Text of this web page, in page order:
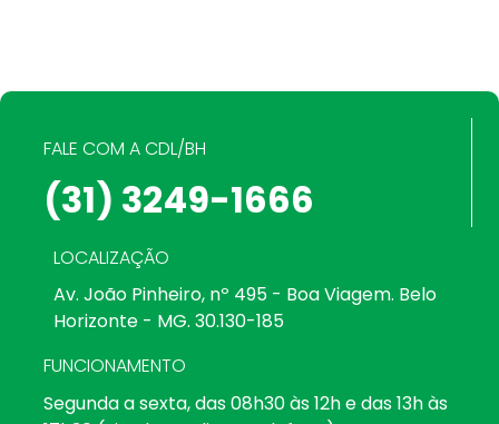
FALE COM A CDL/BH
(31) 3249-1666
LOCALIZAÇÃO
Av. João Pinheiro, nº 495 - Boa Viagem. Belo
Horizonte - MG. 30.130-185
FUNCIONAMENTO
Segunda a sexta, das 08h30 às 12h e das 13h às